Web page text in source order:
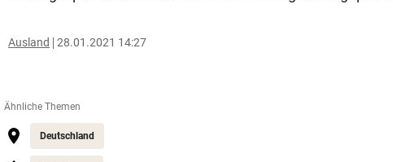
Ausland 28.01.2021 14:27
Ähnliche Themen
Deutschland